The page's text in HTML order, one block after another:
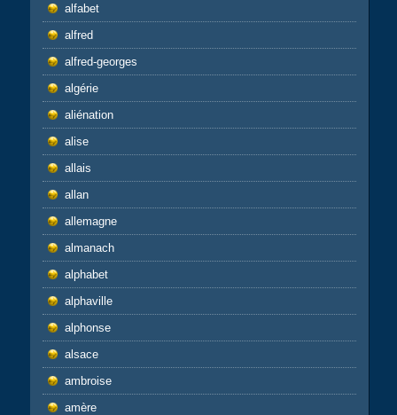
alfabet
alfred
alfred-georges
algérie
aliénation
alise
allais
allan
allemagne
almanach
alphabet
alphaville
alphonse
alsace
ambroise
amère